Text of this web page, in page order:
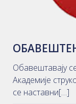
Обавештавају
Академије
се наставни[…]